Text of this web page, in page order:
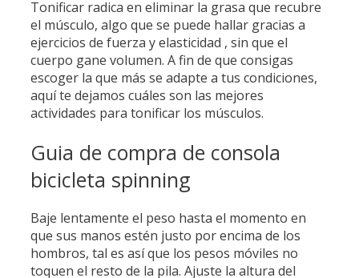
Tonificar radica en eliminar la grasa que recubre
el músculo, algo que se puede hallar gracias a
ejercicios de fuerza y elasticidad , sin que el
cuerpo gane volumen. A fin de que consigas
escoger la que más se adapte a tus condiciones,
aquí te dejamos cuáles son las mejores
actividades para tonificar los músculos.
Guia de compra de consola
bicicleta spinning
Baje lentamente el peso hasta el momento en
que sus manos estén justo por encima de los
hombros, tal es así que los pesos móviles no
toquen el resto de la pila. Ajuste la altura del